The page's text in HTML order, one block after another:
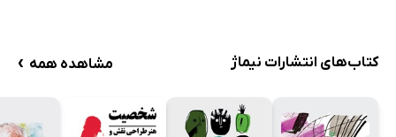
کتاب‌های انتشارات نیماژ مشاهده همه ›